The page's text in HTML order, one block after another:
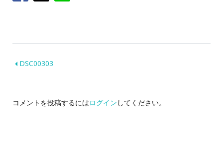
DSC00303
コメントを投稿するにはログイン してください。